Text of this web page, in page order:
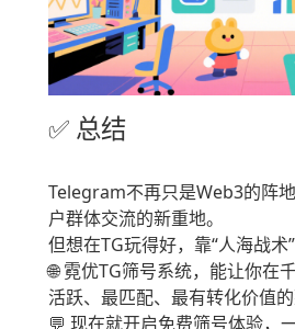
✅ 总结
Telegram不再只是Web3的阵
户群体交流的新重地。
但想在TG玩得好，靠“人海战术”
🌐 霓优TG筛号系统，能让你在
活跃、最匹配、最有转化价值的
💬 现在就开启免费筛号体验，